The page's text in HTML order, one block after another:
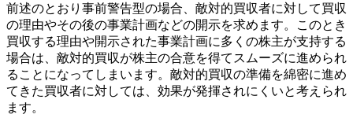
前述のとおり事前警告型の場合、敵対的買収者に対して買収
の理由やその後の事業計画などの開示を求めます。このとき
買収する理由や開示された事業計画に多くの株主が支持する
場合は、敵対的買収が株主の合意を得てスムーズに進められ
ることになってしまいます。敵対的買収の準備を綿密に進め
てきた買収者に対しては、効果が発揮されにくいと考えられ
ます。